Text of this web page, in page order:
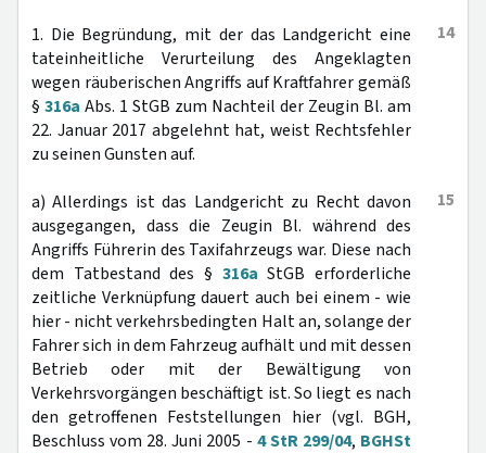
14
1. Die Begründung, mit der das Landgericht eine
tateinheitliche Verurteilung des Angeklagten
wegen räuberischen Angriffs auf Kraftfahrer gemäß
§ 316a Abs. 1 StGB zum Nachteil der Zeugin Bl. am
22. Januar 2017 abgelehnt hat, weist Rechtsfehler
zu seinen Gunsten auf.
15
a) Allerdings ist das Landgericht zu Recht davon
ausgegangen, dass die Zeugin Bl. während des
Angriffs Führerin des Taxifahrzeugs war. Diese nach
dem Tatbestand des § 316a StGB erforderliche
zeitliche Verknüpfung dauert auch bei einem - wie
hier - nicht verkehrsbedingten Halt an, solange der
Fahrer sich in dem Fahrzeug aufhält und mit dessen
Betrieb oder mit der Bewältigung von
Verkehrsvorgängen beschäftigt ist. So liegt es nach
den getroffenen Feststellungen hier (vgl. BGH,
Beschluss vom 28. Juni 2005 - 4 StR 299/04, BGHSt